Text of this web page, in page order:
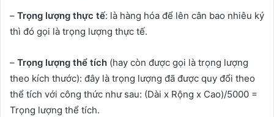
– Trọng lượng thực tế: là hàng hóa để lên cân bao nhiêu ký
thì đó gọi là trọng lượng thực tế.
– Trọng lượng thể tích (hay còn được gọi là trọng lượng
theo kích thước): đây là trọng lượng đã được quy đổi theo
thể tích với công thức như sau: (Dài x Rộng x Cao)/5000 =
Trọng lượng thể tích.